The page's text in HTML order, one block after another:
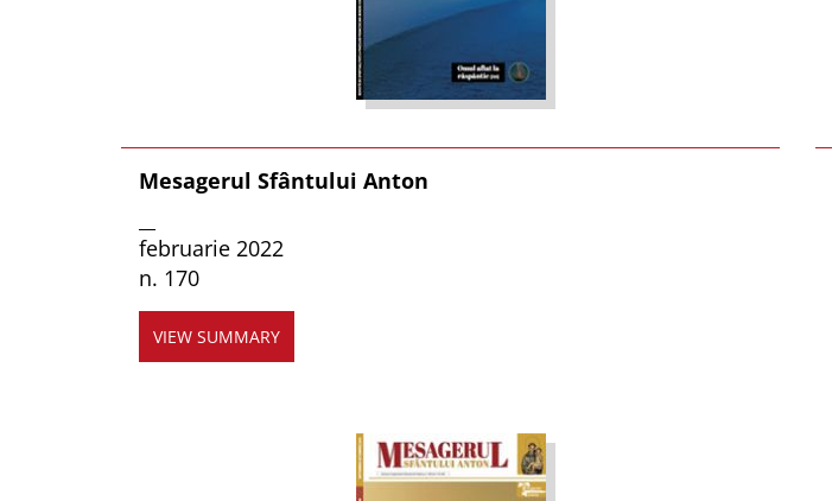
Mesagerul Sfântului Anton
februarie 2022
n. 170
VIEW SUMMARY